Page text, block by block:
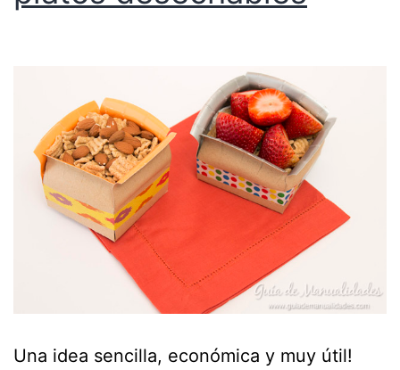
Una idea sencilla, económica y muy útil!